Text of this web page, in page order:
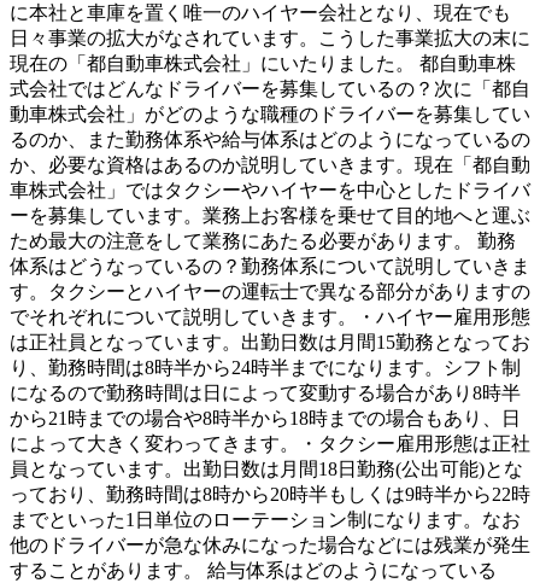
に本社と車庫を置く唯一のハイヤー会社となり、現在でも
日々事業の拡大がなされています。こうした事業拡大の末に
現在の「都自動車株式会社」にいたりました。 都自動車株
式会社ではどんなドライバーを募集しているの？次に「都自
動車株式会社」がどのような職種のドライバーを募集してい
るのか、また勤務体系や給与体系はどのようになっているの
か、必要な資格はあるのか説明していきます。現在「都自動
車株式会社」ではタクシーやハイヤーを中心としたドライバ
ーを募集しています。業務上お客様を乗せて目的地へと運ぶ
ため最大の注意をして業務にあたる必要があります。 勤務
体系はどうなっているの？勤務体系について説明していきま
す。タクシーとハイヤーの運転士で異なる部分がありますの
でそれぞれについて説明していきます。・ハイヤー雇用形態
は正社員となっています。出勤日数は月間15勤務となってお
り、勤務時間は8時半から24時半までになります。シフト制
になるので勤務時間は日によって変動する場合があり8時半
から21時までの場合や8時半から18時までの場合もあり、日
によって大きく変わってきます。・タクシー雇用形態は正社
員となっています。出勤日数は月間18日勤務(公出可能)とな
っており、勤務時間は8時から20時半もしくは9時半から22時
までといった1日単位のローテーション制になります。なお
他のドライバーが急な休みになった場合などには残業が発生
することがあります。 給与体系はどのようになっている